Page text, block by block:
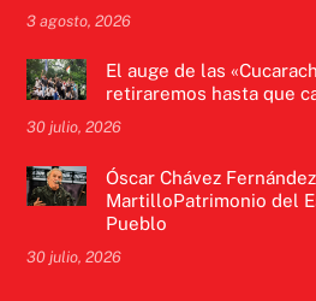
3 agosto, 2026
El auge de las
retiraremos hasta que
30 julio, 2026
Óscar Chávez
MartilloPatrimonio del
Pueblo
30 julio, 2026